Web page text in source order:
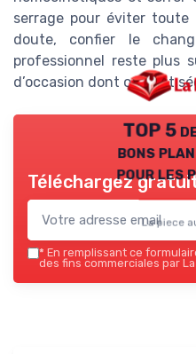
serrage pour éviter
doute, confier le
professionnel reste plus
d’occasion dont on veut
TOP 5
bons
pour les
La piece
Téléchargez
* En remplissant ce
des fins commerciales par